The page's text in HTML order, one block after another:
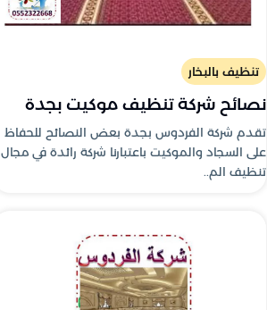
تنظيف بالبخار
نصائح شركة تنظيف موكيت بجدة
تقدم شركة الفردوس بجدة بعض النصائح للحفاظ
على السجاد والموكيت باعتبارنا شركة رائدة في مجال
تنظيف الم..